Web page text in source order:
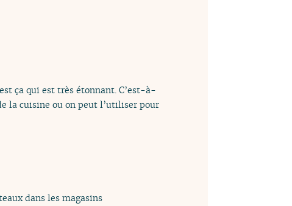
ça qui est très étonnant. C’est-à-
la cuisine ou on peut l’utiliser pour
dans les magasins